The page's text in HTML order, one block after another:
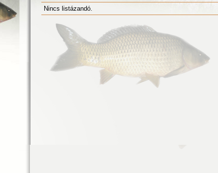
Nincs listázandó.